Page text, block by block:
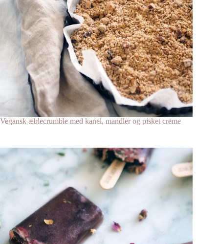
Vegansk æblecrumble med kanel, mandler og pisket creme